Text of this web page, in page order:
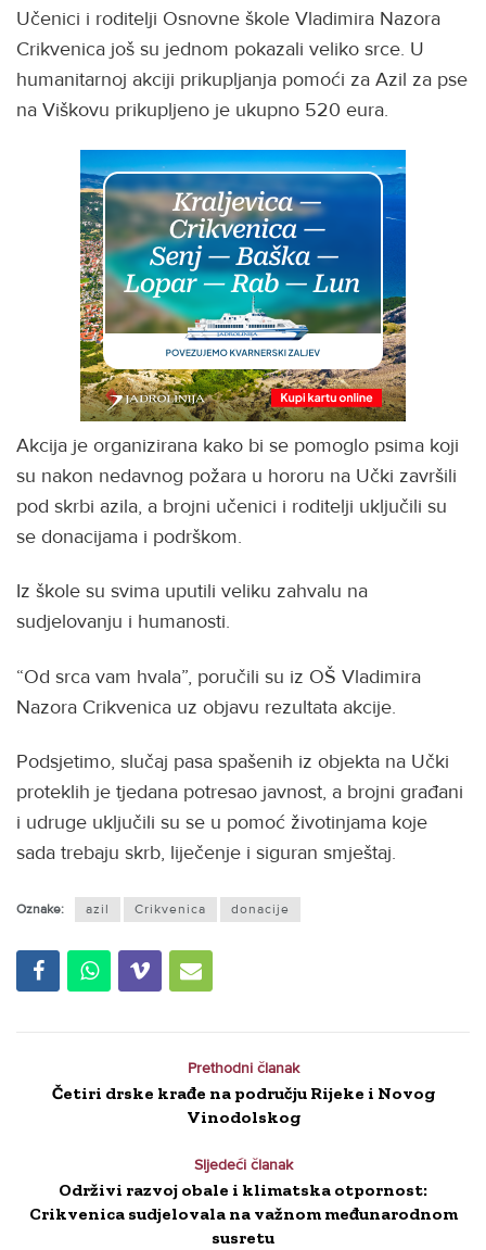
Učenici i roditelji Osnovne škole Vladimira Nazora
Crikvenica još su jednom pokazali veliko srce. U
humanitarnoj akciji prikupljanja pomoći za Azil za pse
na Viškovu prikupljeno je ukupno 520 eura.
Akcija je organizirana kako bi se pomoglo psima koji
su nakon nedavnog požara u hororu na Učki završili
pod skrbi azila, a brojni učenici i roditelji uključili su
se donacijama i podrškom.
Iz škole su svima uputili veliku zahvalu na
sudjelovanju i humanosti.
“Od srca vam hvala”, poručili su iz OŠ Vladimira
Nazora Crikvenica uz objavu rezultata akcije.
Podsjetimo, slučaj pasa spašenih iz objekta na Učki
proteklih je tjedana potresao javnost, a brojni građani
i udruge uključili su se u pomoć životinjama koje
sada trebaju skrb, liječenje i siguran smještaj.
Oznake: azil Crikvenica donacije
Prethodni članak
Četiri drske krađe na području Rijeke i Novog
Vinodolskog
Sljedeći članak
Održivi razvoj obale i klimatska otpornost:
Crikvenica sudjelovala na važnom međunarodnom
susretu